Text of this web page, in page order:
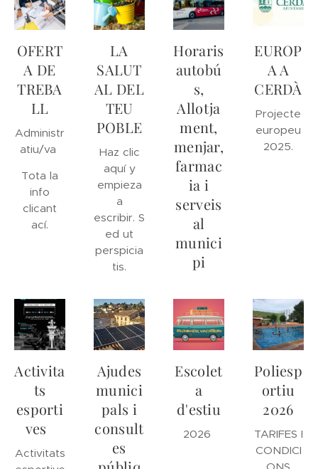
OFERT
A DE
TREBA
LL
Administr
atiu/va
Tota la
info
clicant
ací.
LA
SALUT
AL DEL
TEU
POBLE
Haz clic
aquí y
empieza
a
escribir. S
ed ut
perspicia
tis.
Horaris
autobú
s,
Allotja
ment,
menjar,
farmac
ia i
serveis
al
munici
pi
EUROP
A A
CERDÀ
Projecte
europeu
2025.
Activita
ts
esporti
ves
Activitats
Ajudes
munici
pals i
consult
es
Escolet
a
d'estiu
2026
Poliesp
ortiu
2026
TARIFES I
CONDICI